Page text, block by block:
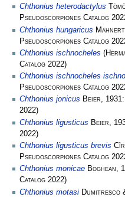
Chthonius heterodactylus
Pseudoscorpiones Catalog
Chthonius hungaricus Mahnert
Pseudoscorpiones Catalog
Chthonius ischnocheles (
Catalog 2022)
Chthonius ischnocheles
Pseudoscorpiones Catalog
Chthonius jonicus Beier, 1931:
2022)
Chthonius ligusticus Beier ,
2022)
Chthonius ligusticus brevis
Pseudoscorpiones Catalog
Chthonius monicae Boghean,
Catalog 2022)
Chthonius motasi Dumitresco